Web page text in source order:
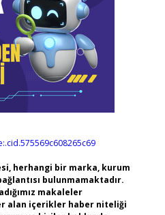
herhangi bir marka, kurum
bulunmamaktadır.
makaleler
alan içerikler haber niteliği